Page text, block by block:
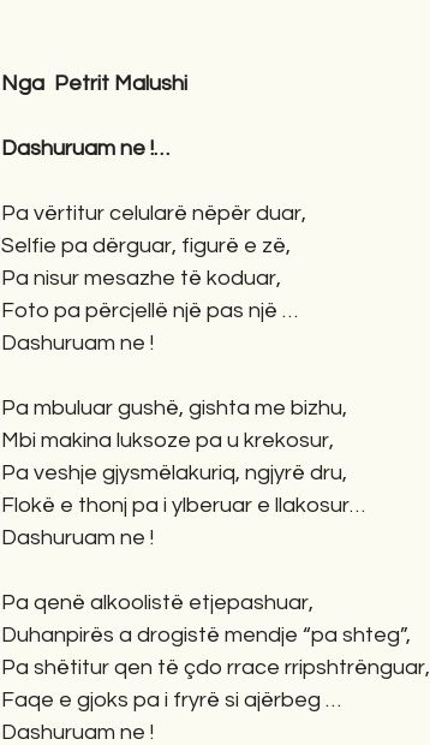
Nga  Petrit Malushi
Dashuruam ne !…
Pa vërtitur celularë nëpër duar,
Selfie pa dërguar, figurë e zë,
Pa nisur mesazhe të koduar,
Foto pa përcjellë një pas një …
Dashuruam ne !
Pa mbuluar gushë, gishta me bizhu,
Mbi makina luksoze pa u krekosur,
Pa veshje gjysmëlakuriq, ngjyrë dru,
Flokë e thonj pa i ylberuar e llakosur…
Dashuruam ne !
Pa qenë alkoolistë etjepashuar,
Duhanpirës a drogistë mendje “pa shteg”,
Pa shëtitur qen të çdo rrace rripshtrënguar,
Faqe e gjoks pa i fryrë si ajërbeg …
Dashuruam ne !